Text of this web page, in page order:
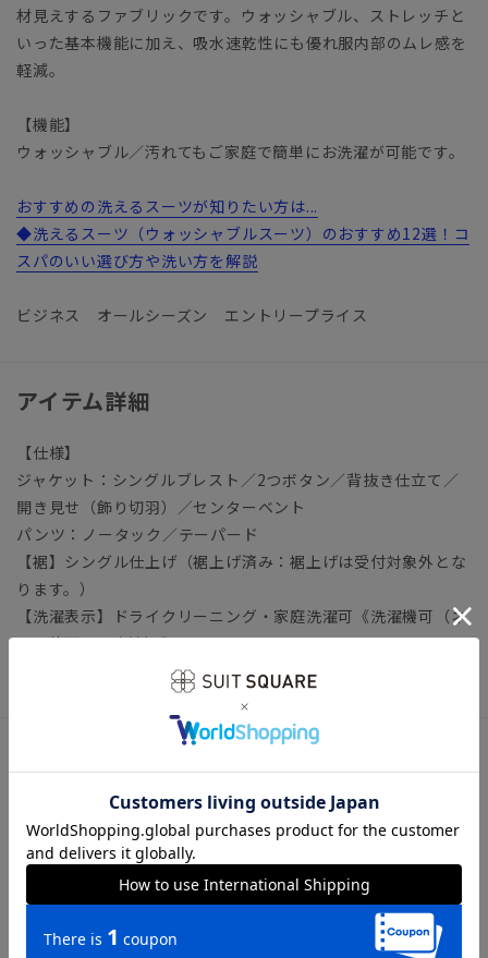
材見えするファブリックです。ウォッシャブル、ストレッチと
いった基本機能に加え、吸水速乾性にも優れ服内部のムレ感を
軽減。
【機能】
ウォッシャブル／汚れてもご家庭で簡単にお洗濯が可能です。
おすすめの洗えるスーツが知りたい方は...
◆洗えるスーツ（ウォッシャブルスーツ）のおすすめ12選！コ
スパのいい選び方や洗い方を解説
ビジネス オールシーズン エントリープライス
アイテム詳細
【仕様】
ジャケット：シングルブレスト／2つボタン／背抜き仕立て／
開き見せ（飾り切羽）／センターベント
パンツ：ノータック／テーパード
【裾】シングル仕上げ（裾上げ済み：裾上げは受付対象外とな
ります。）
【洗濯表示】ドライクリーニング・家庭洗濯可《洗濯機可（ネ
ット使用・弱水流）》
ウォッシャブル商品のお取扱いについて
モデル：180cm B89cm W70cm H91cm
着用サイズ：L
《ジャケット》着丈66cm バスト101cm ウエスト89cm
肩幅42.7cm 袖丈56.5cm